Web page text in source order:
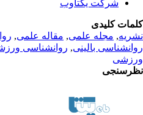
شرکت یکتاوب
کلیدی
,مجله علمی, مقاله علمی,
بالینی, روانشناسی